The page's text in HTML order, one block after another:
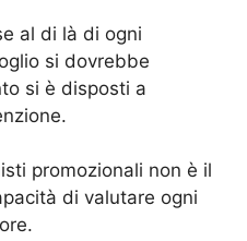
al di là di ogni
si dovrebbe
si è disposti a
promozionali non è il
di valutare ogni